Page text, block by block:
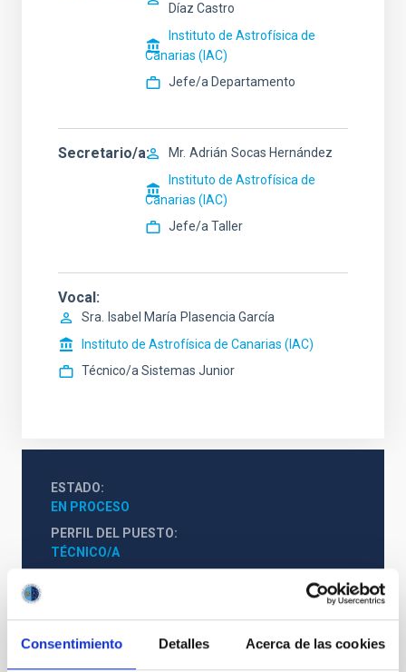
Consentimiento Detalles Acerca de las cookies
Díaz Castro
Instituto de Astrofísica de
Canarias (IAC)
Jefe/a Departamento
Secretario/a Mr. Adrián Socas Hernández
Instituto de Astrofísica de
Canarias (IAC)
Jefe/a Taller
Vocal
Sra. Isabel María Plasencia García
Instituto de Astrofísica de Canarias (IAC)
Técnico/a Sistemas Junior
ESTADO
EN PROCESO
PERFIL DEL PUESTO
TÉCNICO/A
NIVEL ESPAÑOL TÉCNICO SUPERIOR - FP (MECES
1)
ESPECIALIDAD